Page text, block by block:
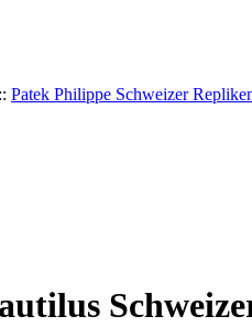
:: Patek Philippe Schweizer